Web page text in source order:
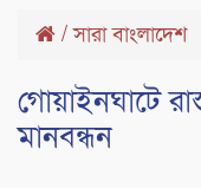
/সারা বাংলাদেশ
গোয়াইনঘাটে
মানবন্ধন